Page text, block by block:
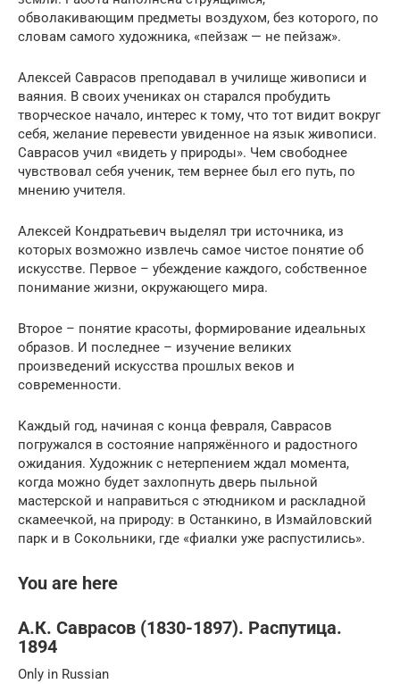
обволакивающим предметы воздухом, без которого, по
словам самого художника, «пейзаж — не пейзаж».
Алексей Саврасов преподавал в училище живописи и
ваяния. В своих учениках он старался пробудить
творческое начало, интерес к тому, что тот видит вокруг
себя, желание перевести увиденное на язык живописи.
Саврасов учил «видеть у природы». Чем свободнее
чувствовал себя ученик, тем вернее был его путь, по
мнению учителя.
Алексей Кондратьевич выделял три источника, из
которых возможно извлечь самое чистое понятие об
искусстве. Первое – убеждение каждого, собственное
понимание жизни, окружающего мира.
Второе – понятие красоты, формирование идеальных
образов. И последнее – изучение великих
произведений искусства прошлых веков и
современности.
Каждый год, начиная с конца февраля, Саврасов
погружался в состояние напряжённого и радостного
ожидания. Художник с нетерпением ждал момента,
когда можно будет захлопнуть дверь пыльной
мастерской и направиться с этюдником и раскладной
скамеечкой, на природу: в Останкино, в Измайловский
парк и в Сокольники, где «фиалки уже распустились».
You are here
А.К. Саврасов (1830-1897). Распутица.
1894
Only in Russian